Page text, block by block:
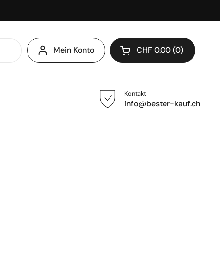
Mein Konto Warenkorb öffnen
CHF 0.00 0
Kontakt
info@bester-kauf.ch